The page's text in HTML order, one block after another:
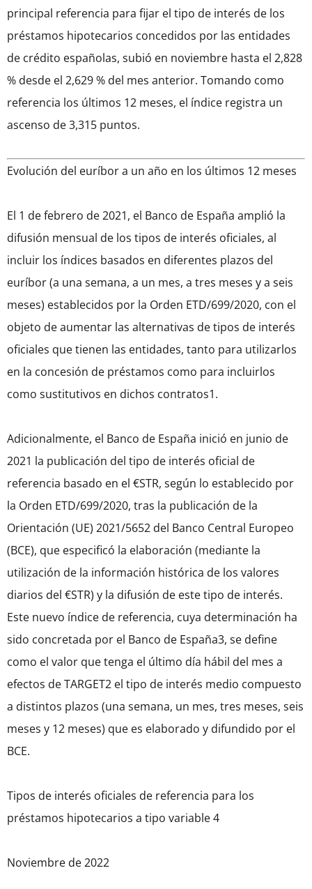
principal referencia para fijar el tipo de interés de los
préstamos hipotecarios concedidos por las entidades
de crédito españolas, subió en noviembre hasta el 2,828
% desde el 2,629 % del mes anterior. Tomando como
referencia los últimos 12 meses, el índice registra un
ascenso de 3,315 puntos.
Evolución del euríbor a un año en los últimos 12 meses
El 1 de febrero de 2021, el Banco de España amplió la
difusión mensual de los tipos de interés oficiales, al
incluir los índices basados en diferentes plazos del
euríbor (a una semana, a un mes, a tres meses y a seis
meses) establecidos por la Orden ETD/699/2020, con el
objeto de aumentar las alternativas de tipos de interés
oficiales que tienen las entidades, tanto para utilizarlos
en la concesión de préstamos como para incluirlos
como sustitutivos en dichos contratos1.
Adicionalmente, el Banco de España inició en junio de
2021 la publicación del tipo de interés oficial de
referencia basado en el €STR, según lo establecido por
la Orden ETD/699/2020, tras la publicación de la
Orientación (UE) 2021/5652 del Banco Central Europeo
(BCE), que especificó la elaboración (mediante la
utilización de la información histórica de los valores
diarios del €STR) y la difusión de este tipo de interés.
Este nuevo índice de referencia, cuya determinación ha
sido concretada por el Banco de España3, se define
como el valor que tenga el último día hábil del mes a
efectos de TARGET2 el tipo de interés medio compuesto
a distintos plazos (una semana, un mes, tres meses, seis
meses y 12 meses) que es elaborado y difundido por el
BCE.
Tipos de interés oficiales de referencia para los
préstamos hipotecarios a tipo variable 4
Noviembre de 2022